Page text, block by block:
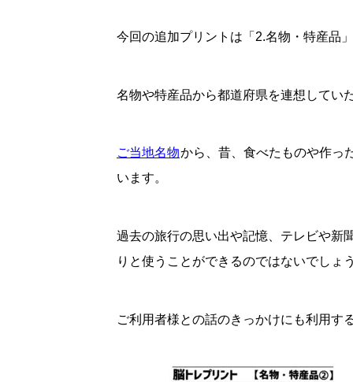
今回の追加プリントは「2.名物・特産品
名物や特産品から都道府県を連想してい
ご当地名物から、昔、食べたものや作っ
います。
過去の旅行の思い出や記憶、テレビや新
りと使うことができるのではないでしょ
ご利用者様との話のきっかけにも利用す